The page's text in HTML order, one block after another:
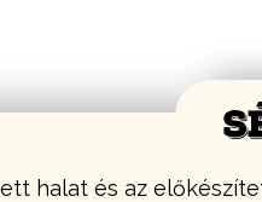
halat és az